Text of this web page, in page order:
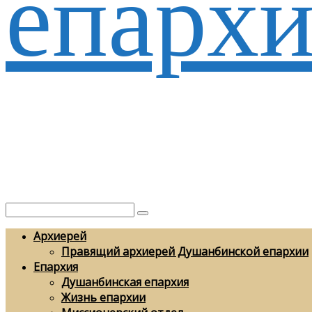
Архиерей
Правящий архиерей Душанбинской епархии
Епархия
Душанбинская епархия
Жизнь епархии